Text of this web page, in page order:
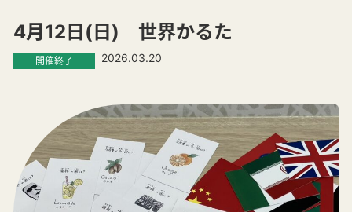
4月12日(日) 世界かるた
開催終了 2026.03.20